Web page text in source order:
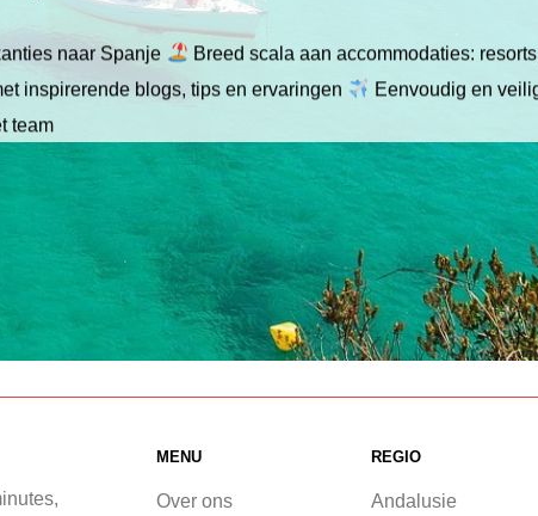
naar Spanje
Breed scala aan accommodaties:
inspirerende blogs, tips en ervaringen
Eenvoudig en
team
MENU
Over ons
REGIO
Andalusie